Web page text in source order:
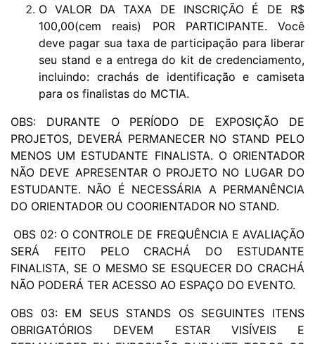
O VALOR DA TAXA DE INSCRIÇÃO É DE R$
100,00(cem reais) POR PARTICIPANTE. Você
deve pagar sua taxa de participação para liberar
seu stand e a entrega do kit de credenciamento,
incluindo: crachás de identificação e camiseta
para os finalistas do MCTIA.
OBS: DURANTE O PERÍODO DE EXPOSIÇÃO DE
PROJETOS, DEVERÁ PERMANECER NO STAND PELO
MENOS UM ESTUDANTE FINALISTA. O ORIENTADOR
NÃO DEVE APRESENTAR O PROJETO NO LUGAR DO
ESTUDANTE. NÃO É NECESSÁRIA A PERMANÊNCIA
DO ORIENTADOR OU COORIENTADOR NO STAND.
OBS 02: O CONTROLE DE FREQUÊNCIA E AVALIAÇÃO
SERÁ FEITO PELO CRACHÁ DO ESTUDANTE
FINALISTA, SE O MESMO SE ESQUECER DO CRACHÁ
NÃO PODERÁ TER ACESSO AO ESPAÇO DO EVENTO.
OBS 03: EM SEUS STANDS OS SEGUINTES ITENS
OBRIGATÓRIOS DEVEM ESTAR VISÍVEIS E